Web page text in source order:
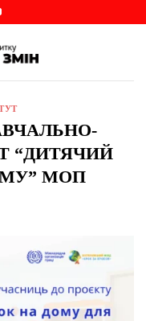
“ДИТЯЧИЙ
МОП